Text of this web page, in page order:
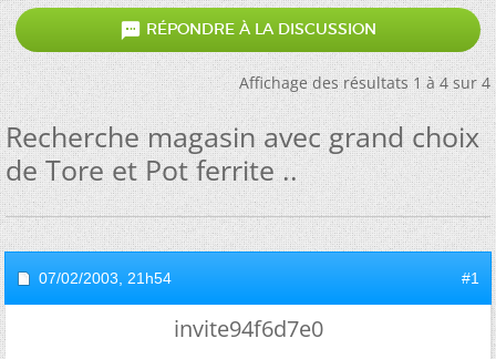
 RÉPONDRE À LA DISCUSSION
Affichage des résultats 1 à 4 sur 4
Recherche magasin avec grand choix
de Tore et Pot ferrite ..
07/02/2003, 21h54 #1
invite94f6d7e0